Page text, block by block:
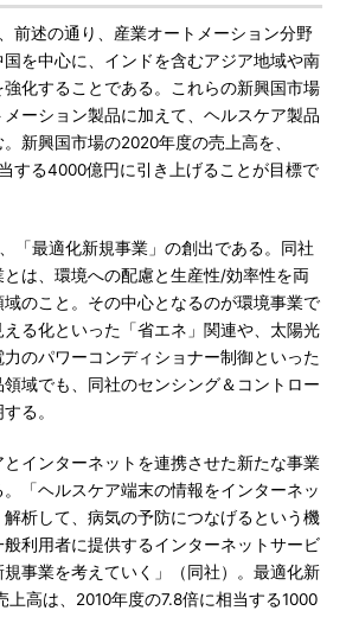
前述の通り、産業オートメーション分野
を中心に、インドを含むアジア地域や南
化することである。これらの新興国市場
ーション製品に加えて、ヘルスケア製品
新興国市場の2020年度の売上高を、
する4000億円に引き上げることが目標で
「最適化新規事業」の創出である。同社
は、環境への配慮と生産性/効率性を両
のこと。その中心となるのが環境事業で
る化といった「省エネ」関連や、太陽光
のパワーコンディショナー制御といった
領域でも、同社のセンシング＆コントロー
る。
インターネットを連携させた新たな事業
「ヘルスケア端末の情報をインターネッ
解析して、病気の予防につなげるという機
利用者に提供するインターネットサービ
事業を考えていく」（同社）。最適化新
上高は、2010年度の7.8倍に相当する1000